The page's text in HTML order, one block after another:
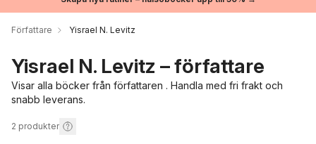
Författare Yisrael N. Levitz
Yisrael N. Levitz – författare
Visar alla böcker från författaren . Handla med fri frakt och
snabb leverans.
2 produkter